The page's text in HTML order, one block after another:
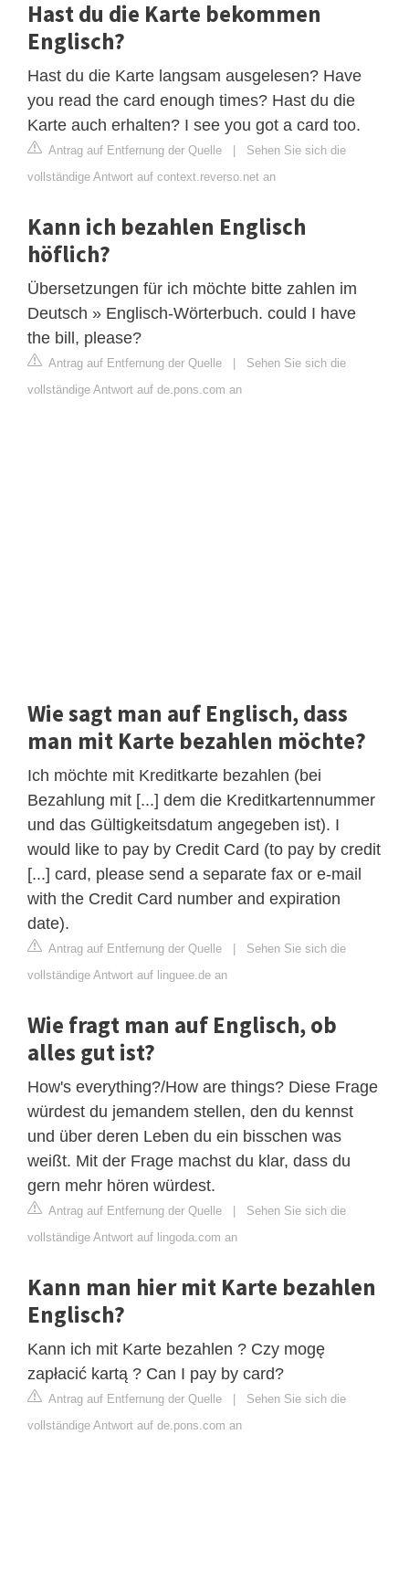
Hast du die Karte bekommen
Englisch?
Hast du die Karte langsam ausgelesen? Have
you read the card enough times? Hast du die
Karte auch erhalten? I see you got a card too.
Antrag auf Entfernung der Quelle | Sehen Sie sich die
vollständige Antwort auf context.reverso.net an
Kann ich bezahlen Englisch
höflich?
Übersetzungen für ich möchte bitte zahlen im
Deutsch » Englisch-Wörterbuch. could I have
the bill, please?
Antrag auf Entfernung der Quelle | Sehen Sie sich die
vollständige Antwort auf de.pons.com an
Wie sagt man auf Englisch, dass
man mit Karte bezahlen möchte?
Ich möchte mit Kreditkarte bezahlen (bei
Bezahlung mit [...] dem die Kreditkartennummer
und das Gültigkeitsdatum angegeben ist). I
would like to pay by Credit Card (to pay by credit
[...] card, please send a separate fax or e-mail
with the Credit Card number and expiration
date).
Antrag auf Entfernung der Quelle | Sehen Sie sich die
vollständige Antwort auf linguee.de an
Wie fragt man auf Englisch, ob
alles gut ist?
How's everything?/How are things? Diese Frage
würdest du jemandem stellen, den du kennst
und über deren Leben du ein bisschen was
weißt. Mit der Frage machst du klar, dass du
gern mehr hören würdest.
Antrag auf Entfernung der Quelle | Sehen Sie sich die
vollständige Antwort auf lingoda.com an
Kann man hier mit Karte bezahlen
Englisch?
Kann ich mit Karte bezahlen ? Czy mogę
zapłacić kartą ? Can I pay by card?
Antrag auf Entfernung der Quelle | Sehen Sie sich die
vollständige Antwort auf de.pons.com an